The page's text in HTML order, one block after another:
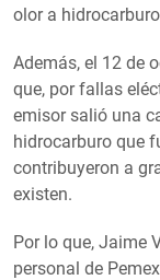
olor a
Además, el 12 de
que, por fallas
emisor salió una
hidrocarburo que
contribuyeron a
existen.
Por lo que, Jaime
personal de